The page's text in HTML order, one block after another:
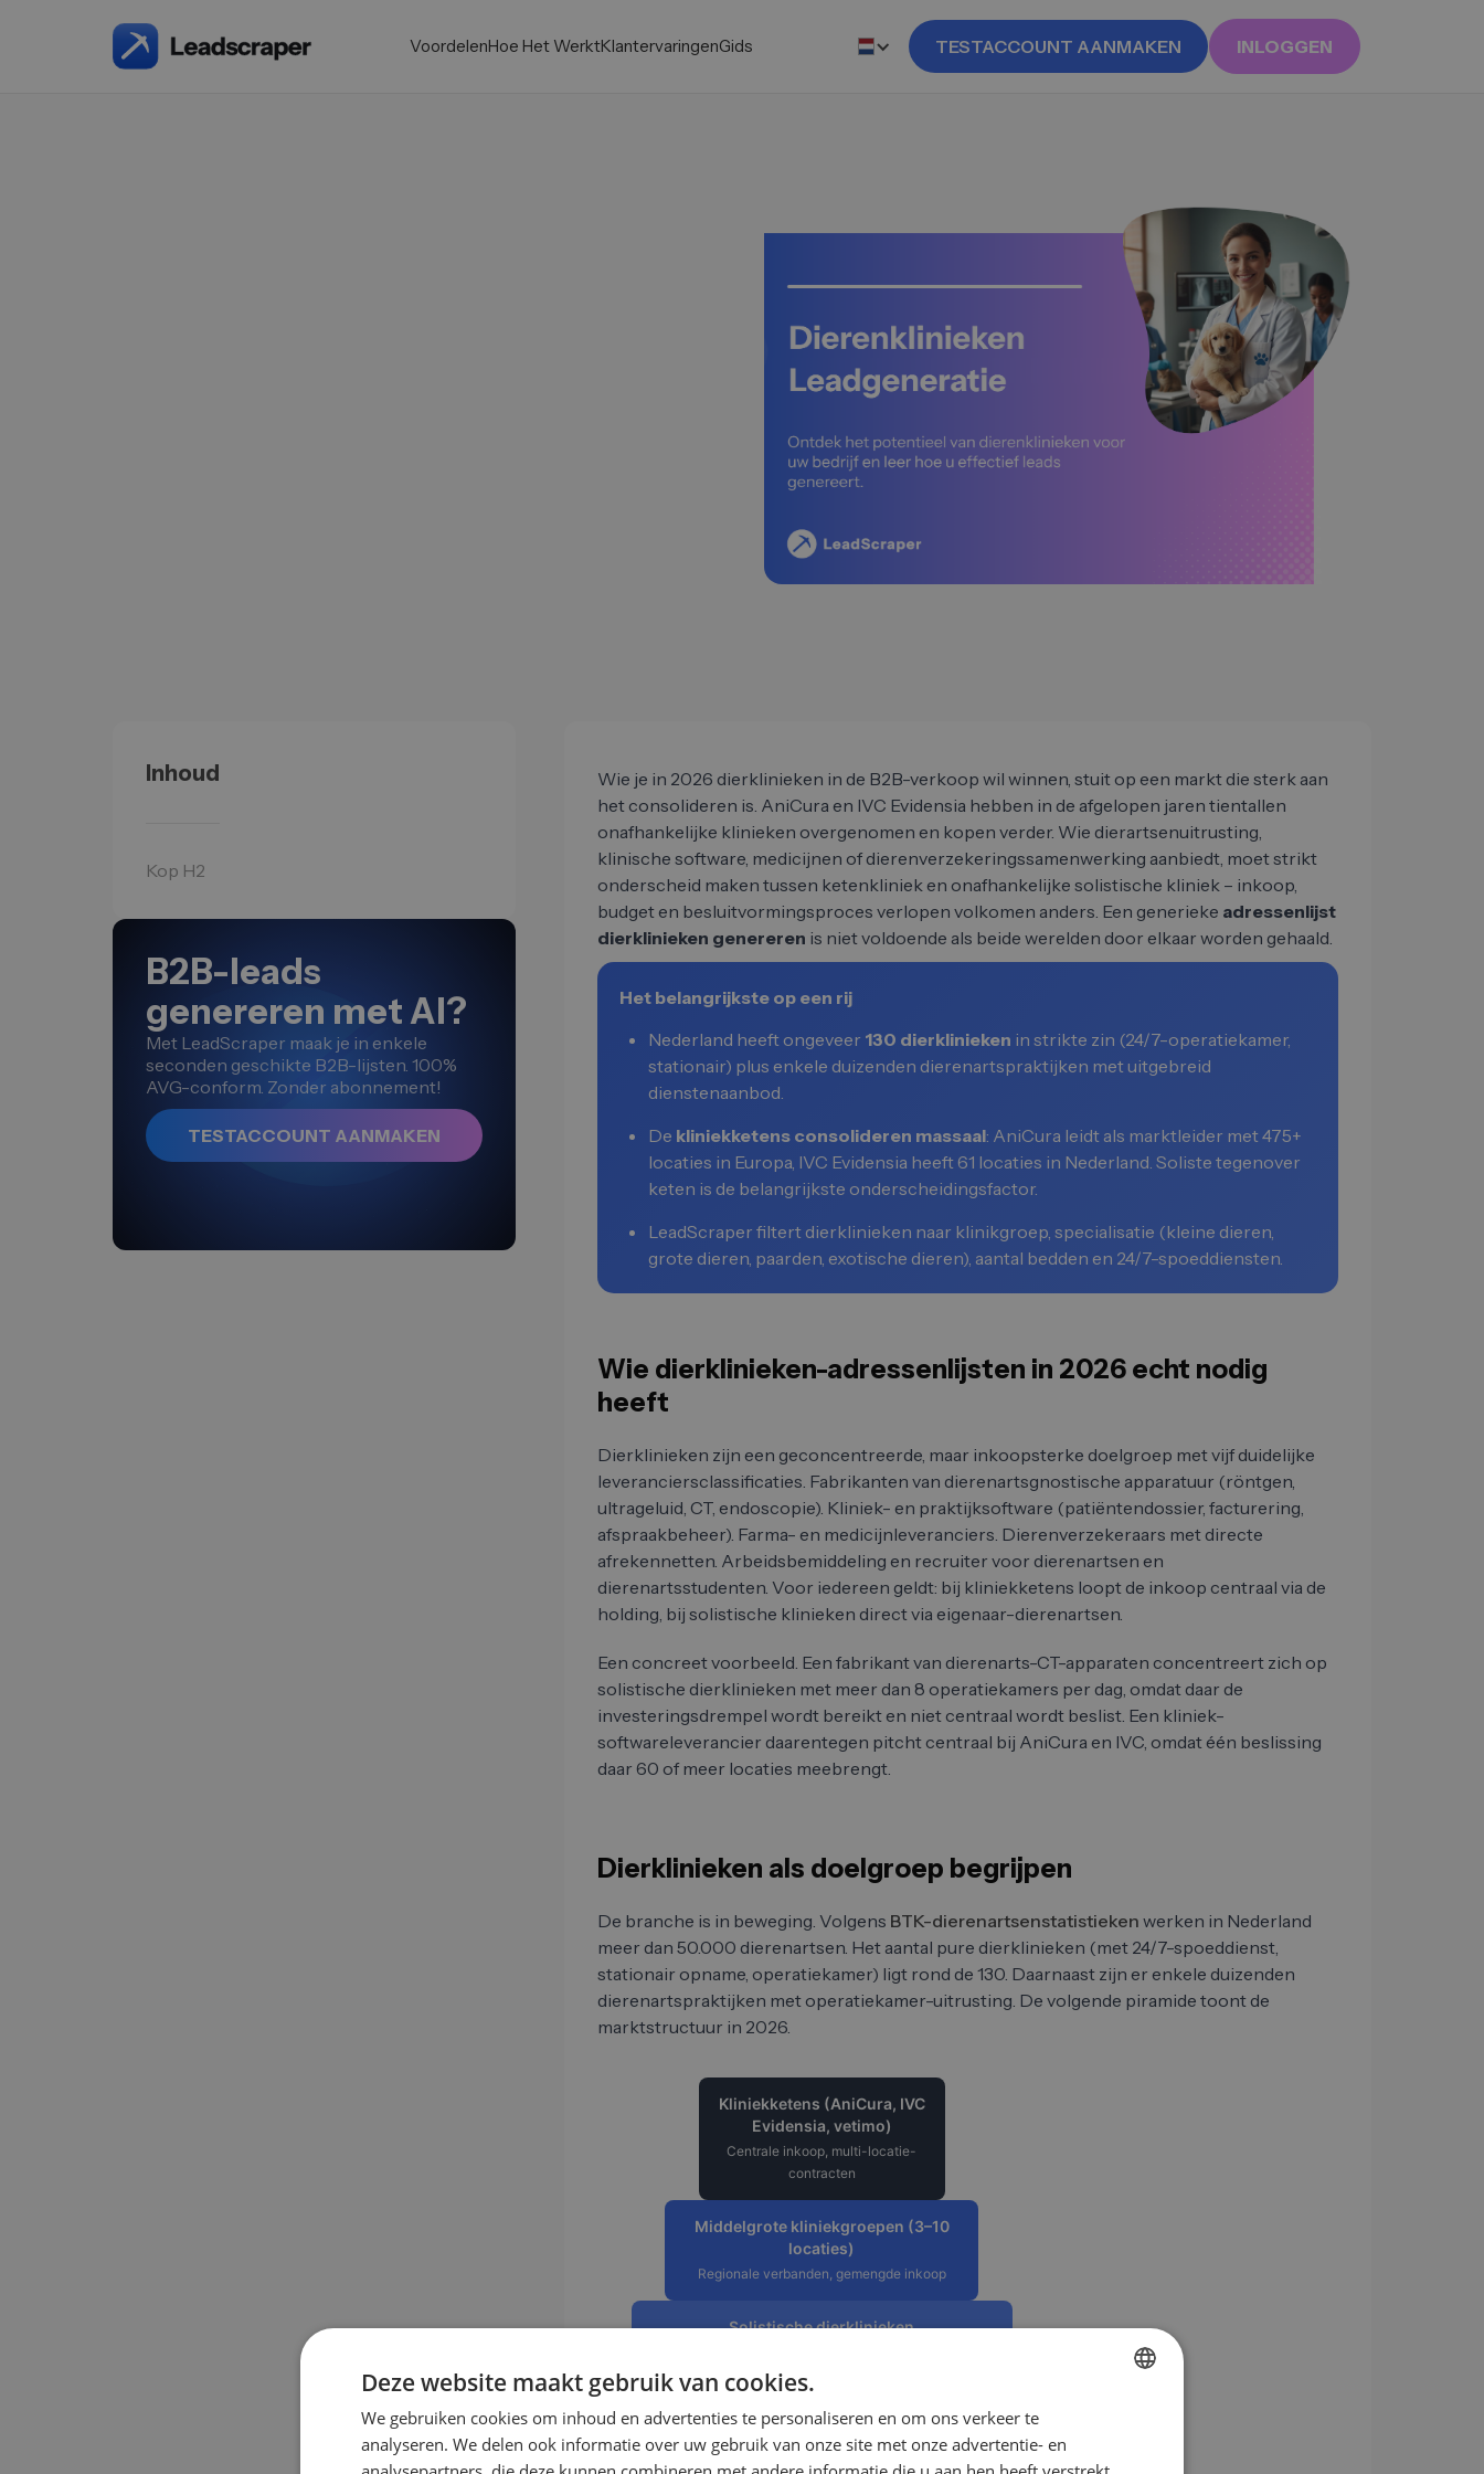
VoordelenHoe Het WerktKlantervaringenGids TESTACCOUNT AANMAKEN INLOGGEN
Inhoud
Kop H2
B2B-leads
genereren met AI?
Met LeadScraper maak je in enkele
seconden geschikte B2B-lijsten. 100%
AVG-conform. Zonder abonnement!
TESTACCOUNT AANMAKEN
Wie je in 2026 dierklinieken in de B2B-verkoop wil winnen, stuit op een markt die sterk aan
het consolideren is. AniCura en IVC Evidensia hebben in de afgelopen jaren tientallen
onafhankelijke klinieken overgenomen en kopen verder. Wie dierartsenuitrusting,
klinische software, medicijnen of dierenverzekeringssamenwerking aanbiedt, moet strikt
onderscheid maken tussen ketenkliniek en onafhankelijke solistische kliniek – inkoop,
budget en besluitvormingsproces verlopen volkomen anders. Een generieke adressenlijst
dierklinieken genereren is niet voldoende als beide werelden door elkaar worden gehaald.
Het belangrijkste op een rij
Nederland heeft ongeveer 130 dierklinieken in strikte zin (24/7-operatiekamer,
stationair) plus enkele duizenden dierenartspraktijken met uitgebreid
dienstenaanbod.
De kliniekketens consolideren massaal: AniCura leidt als marktleider met 475+
locaties in Europa, IVC Evidensia heeft 61 locaties in Nederland. Soliste tegenover
keten is de belangrijkste onderscheidingsfactor.
LeadScraper filtert dierklinieken naar klinikgroep, specialisatie (kleine dieren,
grote dieren, paarden, exotische dieren), aantal bedden en 24/7-spoeddiensten.
Wie dierklinieken-adressenlijsten in 2026 echt nodig
heeft
Dierklinieken zijn een geconcentreerde, maar inkoopsterke doelgroep met vijf duidelijke
leveranciersclassificaties. Fabrikanten van dierenartsgnostische apparatuur (röntgen,
ultrageluid, CT, endoscopie). Kliniek- en praktijksoftware (patiëntendossier, facturering,
afspraakbeheer). Farma- en medicijnleveranciers. Dierenverzekeraars met directe
afrekennetten. Arbeidsbemiddeling en recruiter voor dierenartsen en
dierenartsstudenten. Voor iedereen geldt: bij kliniekketens loopt de inkoop centraal via de
holding, bij solistische klinieken direct via eigenaar-dierenartsen.
Een concreet voorbeeld. Een fabrikant van dierenarts-CT-apparaten concentreert zich op
solistische dierklinieken met meer dan 8 operatiekamers per dag, omdat daar de
investeringsdrempel wordt bereikt en niet centraal wordt beslist. Een kliniek-
softwareleverancier daarentegen pitcht centraal bij AniCura en IVC, omdat één beslissing
daar 60 of meer locaties meebrengt.
Dierklinieken als doelgroep begrijpen
De branche is in beweging. Volgens BTK-dierenartsenstatistieken werken in Nederland
meer dan 50.000 dierenartsen. Het aantal pure dierklinieken (met 24/7-spoeddienst,
stationair opname, operatiekamer) ligt rond de 130. Daarnaast zijn er enkele duizenden
dierenartspraktijken met operatiekamer-uitrusting. De volgende piramide toont de
marktstructuur in 2026.
Kliniekketens (AniCura, IVC
Evidensia, vetimo)
Centrale inkoop, multi-locatie-
contracten
Middelgrote kliniekgroepen (3–10
locaties)
Regionale verbanden, gemengde inkoop
Solistische dierklinieken
spoeddienst
Dierenartspraktijken met operatiekamer-uitrusting
Uitgebreide praktijk, geen 24/7-standaard
Deze website maakt gebruik van cookies.
We gebruiken cookies om inhoud en advertenties te personaliseren en om ons verkeer te
analyseren. We delen ook informatie over uw gebruik van onze site met onze advertentie- en